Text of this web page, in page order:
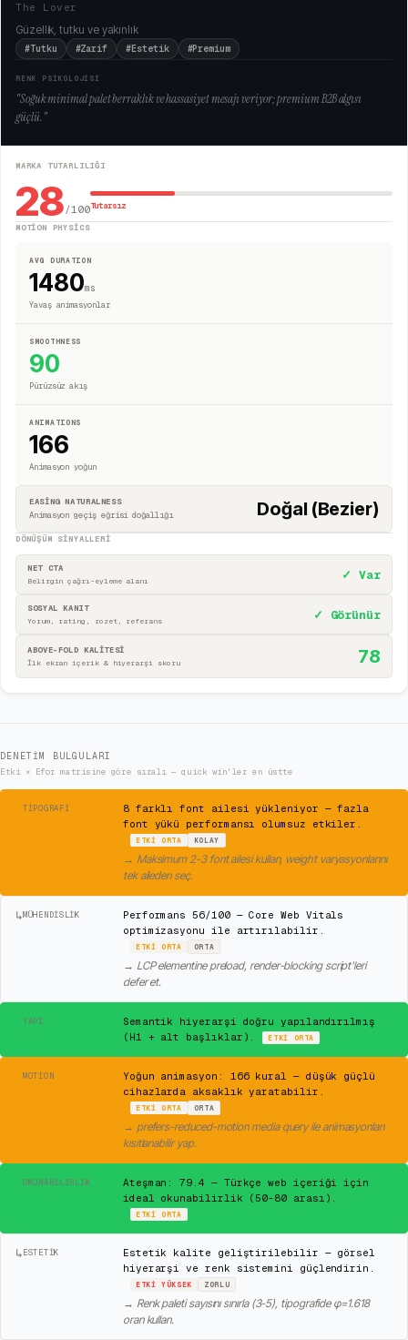
The Lover
Güzellik, tutku ve yakınlık
#Tutku #Zarif #Estetik #Premium
RENK PSİKOLOJİSİ
"Soğuk minimal palet berraklık ve hassasiyet mesajı veriyor; premium B2B algısı
güçlü."
MARKA TUTARLILIĞI
28/100Tutarsız
MOTION PHYSICS
AVG DURATION
1480ms
Yavaş animasyonlar
SMOOTHNESS
90
Pürüzsüz akış
ANIMATIONS
166
Animasyon yoğun
EASING NATURALNESS
Animasyon geçiş eğrisi doğallığı
Doğal (Bezier)
DÖNÜŞÜM SINYALLERI
NET CTA
Belirgin çağrı-eyleme alanı ✓ Var
SOSYAL KANIT
Yorum, rating, rozet, referans ✓ Görünür
ABOVE-FOLD KALİTESİ
İlk ekran içerik & hiyerarşi skoru 78
DENETIM BULGULARI
Etki × Efor matrisine göre sıralı — quick win'ler en üstte
TIPOGRAFI
8 farklı font ailesi yükleniyor — fazla
font yükü performansı olumsuz etkiler.
ETKIORTA KOLAY
→ Maksimum 2-3 font ailesi kullan, weight varyasyonlarını
tek aileden seç.
↳MÜHENDISLIK
Performans 56/100 — Core Web Vitals
optimizasyonu ile artırılabilir.
ETKIORTA ORTA
→ LCP elementine preload, render-blocking script'leri
defer et.
YAPI
Semantik hiyerarşi doğru yapılandırılmış
(H1 + alt başlıklar).
ETKI ORTA
MOTION
Yoğun animasyon: 166 kural — düşük güçlü
cihazlarda aksaklık yaratabilir.
ETKIORTA ORTA
→ prefers-reduced-motion media query ile animasyonları
kısıtlanabilir yap.
OKUNABILIRLIK
Ateşman: 79.4 — Türkçe web içeriği için
ideal okunabilirlik (50-80 arası).
ETKIORTA
↳ ESTETIK
Estetik kalite geliştirilebilir — görsel
hiyerarşi ve renk sistemini güçlendirin.
ETKIYÜKSEK ZORLU
→ Renk paleti sayısını sınırla (3-5), tipografide φ=1.618
oran kullan.